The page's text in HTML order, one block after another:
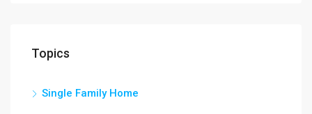
Topics
Single Family Home